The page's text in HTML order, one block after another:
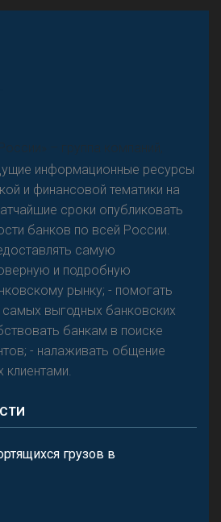
– группа компаний,
информационные ресурсы
и финансовой тематики на
сроки опубликовать
банков по всей России.
самую
и подробную
рынку; - помогать
выгодных банковских
банкам в поиске
- налаживать общение
клиентами.
грузов в